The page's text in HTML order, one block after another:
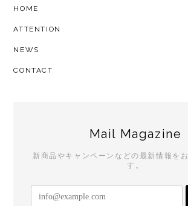
HOME
ATTENTION
NEWS
CONTACT
Mail Magazine
新商品やキャンペーンなどの最新情報を
す。